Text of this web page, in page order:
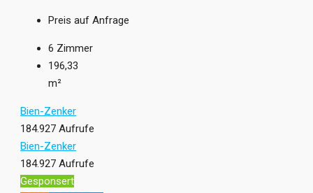
Preis auf Anfrage
6 Zimmer
196,33
m²
Bien-Zenker
184.927 Aufrufe
Bien-Zenker
184.927 Aufrufe
Gesponsert